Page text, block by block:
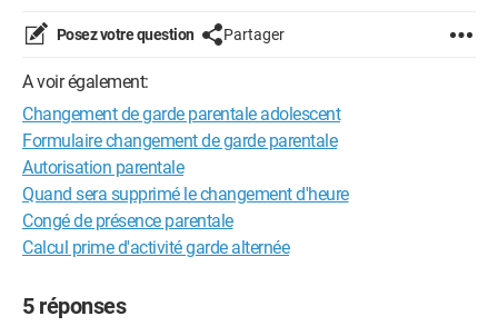
Posez votre question Partager
A voir également:
Changement de garde parentale adolescent
Formulaire changement de garde parentale
Autorisation parentale
Quand sera supprimé le changement d'heure
Congé de présence parentale
Calcul prime d'activité garde alternée
5 réponses